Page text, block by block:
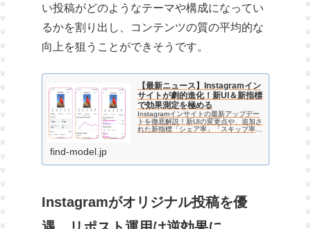
い投稿がどのようなテーマや構成になってい
るかを割り出し、コンテンツの質の平均的な
向上を狙うことができそうです。
【最新ニュース】Instagramイン
サイトが劇的進化！新UI＆新指標
で効果測定を極める
Instagramインサイトの最新アップデー
トを徹底解説！新UIの変更点や、追加さ
れた新指標「シェア率」「スキップ率」
find-model.jp
Instagramがオリジナル投稿を優